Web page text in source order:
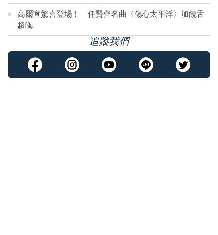
高爾宣驚喜登場！ 任賢齊名曲〈傷心太平洋〉加饒舌
超嗨
追蹤我們